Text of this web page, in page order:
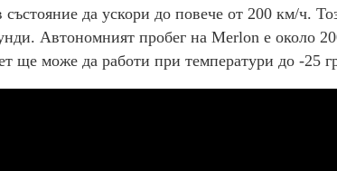
да ускори до повече от 200 км/ч.
Автономният пробег на Merlon е около
ще може да работи при температури до -25